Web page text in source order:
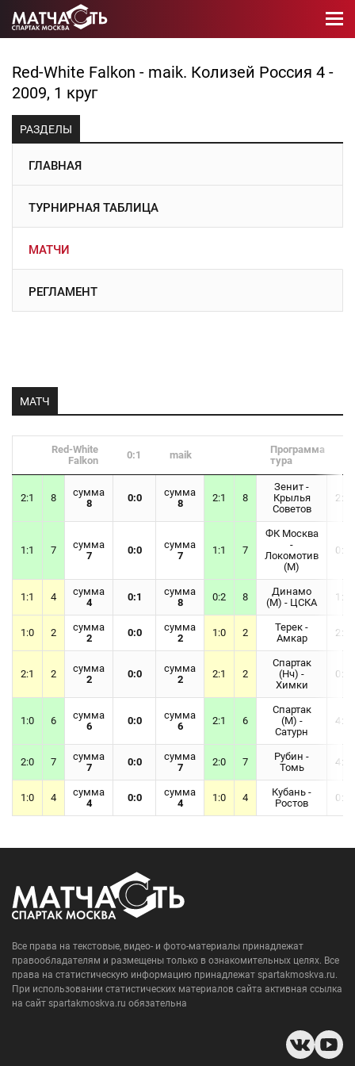
Red-White Falkon - maik. Колизей Россия 4 -
2009, 1 круг
РАЗДЕЛЫ
ГЛАВНАЯ
ТУРНИРНАЯ ТАБЛИЦА
МАТЧИ
РЕГЛАМЕНТ
МАТЧ
Red-White
Falkon
0:1 maik
Программа
тура
2:1 8
сумма
8
0:0
сумма
8
2:1 8
Зенит -
Крылья
Советов
2:0
1:1 7
сумма
7
0:0
сумма
7
1:1 7
ФК Москва
-
Локомотив
(М)
0:0
1:1 4
сумма
4
0:1
сумма
8
0:2 8
Динамо
(М) - ЦСКА
1:2
1:0 2
сумма
2
0:0
сумма
2
1:0 2
Терек -
Амкар
2:2
2:1 2
сумма
2
0:0
сумма
2
2:1 2
Спартак
(Нч) -
Химки
0:0
1:0 6
сумма
6
0:0
сумма
6
2:1 6
Спартак
(М) -
Сатурн
4:0
2:0 7
сумма
7
0:0
сумма
7
2:0 7
Рубин -
Томь
4:0
1:0 4
сумма
4
0:0
сумма
4
1:0 4
Кубань -
Ростов
0:0
Все права на текстовые, видео- и фото-материалы принадлежат
правообладателям и размещены только в ознакомительных целях. Все
права на статистическую информацию принадлежат spartakmoskva.ru.
При использовании статистических материалов сайта активная ссылка
на сайт spartakmoskva.ru обязательна